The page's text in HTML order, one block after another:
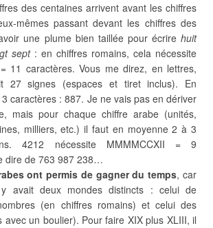
des centaines arrivent avant les chiffres
mêmes passant devant les chiffres des
une plume bien taillée pour écrire huit
sept: en chiffres romains, cela nécessite
= 11 caractères. Vous me direz, en lettres,
27 signes (espaces et tiret inclus). En
caractères : 887. Je ne vais pas en dériver
mais pour chaque chiffre arabe (unités,
milliers, etc.) il faut en moyenne 2 à 3
4212 nécessite MMMMCCXII = 9
dire de 763 987 238…
ont permis de gagner du temps, car
avait deux mondes distincts : celui de
(en chiffres romains) et celui des
avec un boulier). Pour faire XIX plus XLIII, il